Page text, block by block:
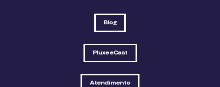
Blog
PluxeeCast
Atendimento